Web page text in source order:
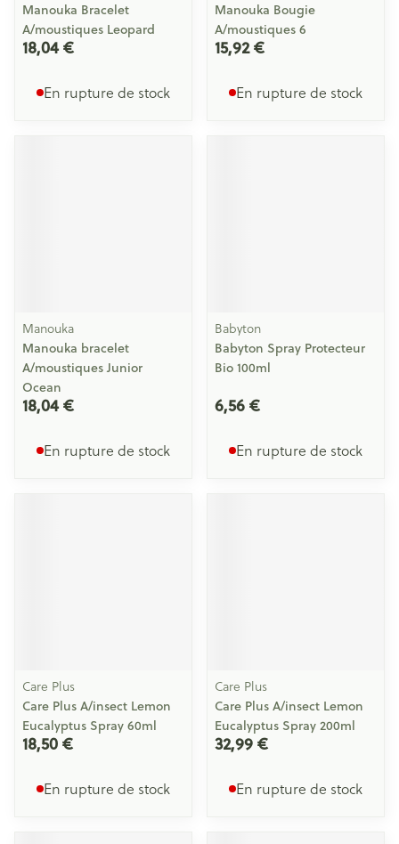
Manouka Bracelet
A/moustiques Leopard
18,04 €
En rupture de stock
Manouka Bougie
A/moustiques 6
15,92 €
En rupture de stock
Manouka
Manouka bracelet
A/moustiques Junior
Ocean
18,04 €
En rupture de stock
Babyton
Babyton Spray Protecteur
Bio 100ml
6,56 €
En rupture de stock
Care Plus
Care Plus A/insect Lemon
Eucalyptus Spray 60ml
18,50 €
En rupture de stock
Care Plus
Care Plus A/insect Lemon
Eucalyptus Spray 200ml
32,99 €
En rupture de stock